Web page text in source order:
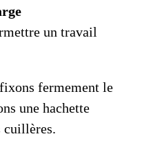
un travail
fermement le
une hachette
cuillères.